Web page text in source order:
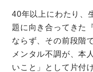
40年以上にわたり、
題に向き合ってきた
ならず、その前段階
メンタル不調が、本
いこと」として片付